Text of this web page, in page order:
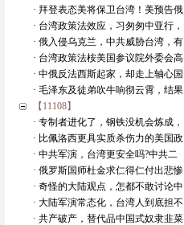
· 拜登表态美将保卫台湾！美预告俄
· 台湾政策法效应，习匆匆中亚行，
· 俄入侵乌克兰，中共威胁台湾，有
· 台湾政策法桉美国参议院外委会高
· 中俄反法西斯起家，却走上轴心国
· 毛泽东及徒弟吹牛响彻云霄，结果
【11108】
· 专制者进化了，钢铁没机会炼成，
· 比佩洛西更具实质杀伤力的美国政
· 中共军演，台湾更安全吗?中共二
· 俄罗斯国师杜金求仁得仁付出悲惨
· 奇怪的大陆观点，怎都不敢讨论中
· 大陆军演常态化，台湾人到底担不
· 共产破产，替代品中国式奴隶韭菜